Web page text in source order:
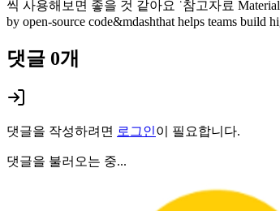
씩 사용해보면 좋을 것 같아요 ˙참고자료 Material
by open-source code&mdashthat helps teams build
댓글 0개
댓글을 작성하려면 로그인이 필요합니다.
댓글을 불러오는 중...